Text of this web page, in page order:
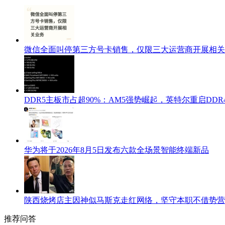
微信全面叫停第三方号卡销售，仅限三大运营商开展相
DDR5主板市占超90%：AM5强势崛起，英特尔重启
华为将于2026年8月5日发布六款全场景智能终端新品
陕西烧烤店主因神似马斯克走红网络，坚守本职不借势
推荐问答